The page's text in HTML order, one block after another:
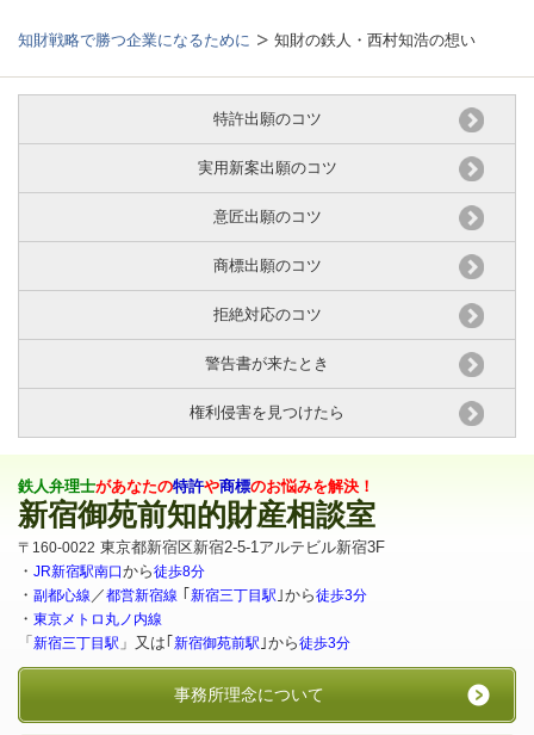
知財戦略で勝つ企業になるために 知財の鉄人・西村知浩の想い
特許出願のコツ
実用新案出願のコツ
意匠出願のコツ
商標出願のコツ
拒絶対応のコツ
警告書が来たとき
権利侵害を見つけたら
鉄人弁理士があなたの特許や商標のお悩みを解決！
新宿御苑前知的財産相談室
〒160-0022 東京都新宿区新宿2-5-1アルテビル新宿3F
・ JR新宿駅南口から徒歩8分
・ 副都心線 ／都営新宿線 ｢ 新宿三丁目駅 ｣から徒歩3分
・ 東京メトロ丸ノ内線
「 新宿三丁目駅 」又は｢ 新宿御苑前駅 ｣から徒歩3分
事務所理念について